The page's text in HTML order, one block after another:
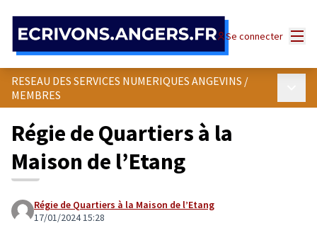
Se connecter
RESEAU DES SERVICES NUMERIQUES ANGEVINS /
MEMBRES
Régie de Quartiers à la
Maison de l’Etang
Régie de Quartiers à la Maison de l’Etang
17/01/2024 15:28